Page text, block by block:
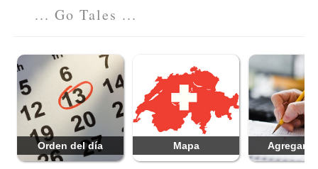
... Go Tales ...
Orden del día Mapa Agregar